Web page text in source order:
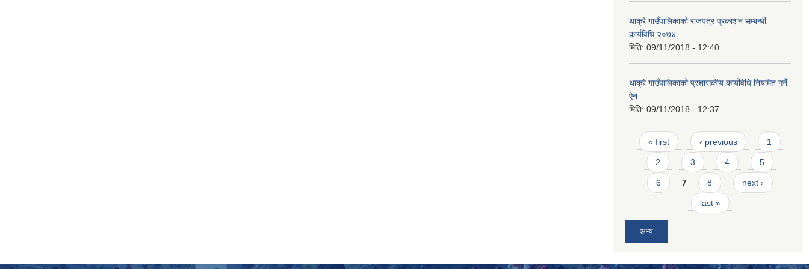
थाक्रे गाउँपालिकाको राजपत्र प्रकाशन सम्बन्धी
कार्यविधि २०७४
मिति: 09/11/2018 - 12:40
थाक्रे गाउँपालिकाको प्रशासकीय कार्यविधि नियमित गर्ने
ऐन
मिति: 09/11/2018 - 12:37
Pages
« first ‹ previous 1
2 3 4 5
6 7 8 next ›
last »
अन्य